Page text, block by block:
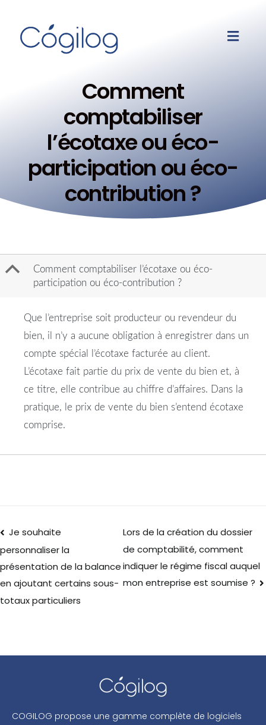
Comment
comptabiliser
l’écotaxe ou éco-
participation ou éco-
contribution ?
B
Comment comptabiliser l’écotaxe ou éco-
participation ou éco-contribution ?
Que l’entreprise soit producteur ou revendeur du
bien, il n’y a aucune obligation à enregistrer dans un
compte spécial l’écotaxe facturée au client.
L’écotaxe fait partie du prix de vente du bien et, à
ce titre, elle contribue au chiffre d’affaires. Dans la
pratique, le prix de vente du bien s’entend écotaxe
comprise.
Je souhaite
personnaliser la
présentation de la balance
en ajoutant certains sous-
totaux particuliers
Lors de la création du dossier
de comptabilité, comment
indiquer le régime fiscal auquel
mon entreprise est soumise ?
COGILOG propose une gamme complète de logiciels